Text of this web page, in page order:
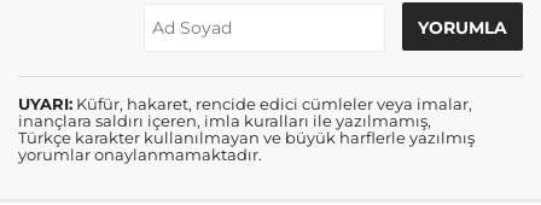
UYARI: Küfür, hakaret, rencide edici cümleler veya imalar,
inançlara saldırı içeren, imla kuralları ile yazılmamış,
Türkçe karakter kullanılmayan ve büyük harflerle yazılmış
yorumlar onaylanmamaktadır.